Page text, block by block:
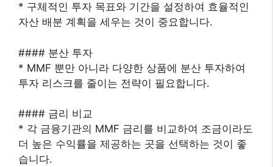
* 구체적인 투자 목표와 기간을 설정하여 효율적인
자산 배분 계획을 세우는 것이 중요합니다.
#### 분산 투자
* MMF 뿐만 아니라 다양한 상품에 분산 투자하여
투자 리스크를 줄이는 전략이 필요합니다.
#### 금리 비교
* 각 금융기관의 MMF 금리를 비교하여 조금이라도
더 높은 수익률을 제공하는 곳을 선택하는 것이 좋
습니다.